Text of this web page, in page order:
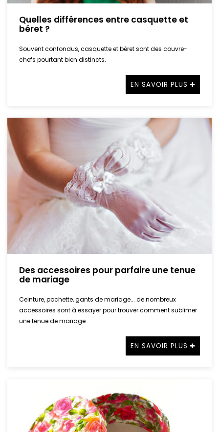
Quelles différences entre casquette et
béret ?
Souvent confondus, casquette et béret sont des couvre-
chefs pourtant bien distincts.
EN SAVOIR PLUS
Des accessoires pour parfaire une tenue
de mariage
Ceinture, pochette, gants de mariage... de nombreux
accessoires sont à essayer pour trouver comment sublimer
une tenue de mariage
EN SAVOIR PLUS